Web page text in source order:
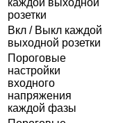
розетки
Вкл / Выкл каждой
выходной розетки
Пороговые
настройки
входного
напряжения
каждой фазы